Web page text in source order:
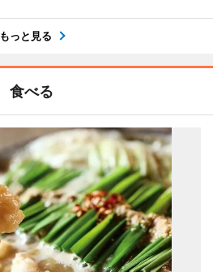
もっと見る
食べる